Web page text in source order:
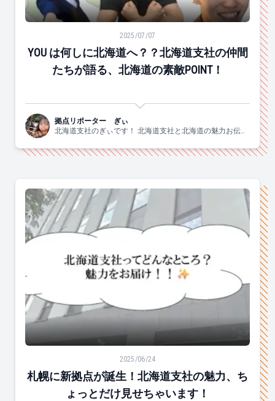
YOU は何しに北海道へ？？北海道支社の仲間たちが語る
2025/07/07
YOU は何しに北海道へ？？北海道支社の仲間
たちが語る、北海道の素敵POINT！
拠点リポーター ぎぃ
北海道支社のぎぃです！ 北海道支社と北海道の魅力お伝え
札幌に新拠点が誕生！北海道支社の魅力、ちょっとだ
2025/06/24
札幌に新拠点が誕生！北海道支社の魅力、ち
ょっとだけ見せちゃいます！